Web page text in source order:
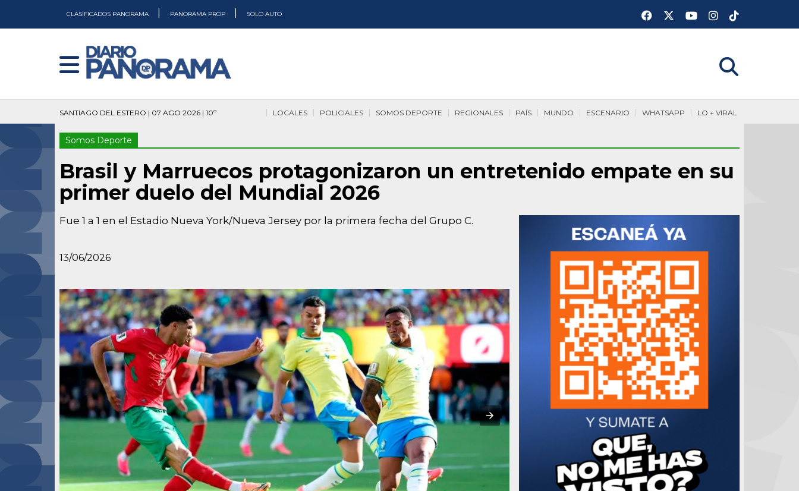
CLASIFICADOS PANORAMA PANORAMA PROP SOLO AUTO
SANTIAGO DEL ESTERO | 07 AGO 2026 | 10º LO + VIRAL
WHATSAPP
ESCENARIO
MUNDO
PAÍS
REGIONALES
SOMOS DEPORTE
POLICIALES
LOCALES
Somos Deporte
Brasil y Marruecos protagonizaron un entretenido empate en su
primer duelo del Mundial 2026
Fue 1 a 1 en el Estadio Nueva York/Nueva Jersey por la primera fecha del Grupo C.
13/06/2026